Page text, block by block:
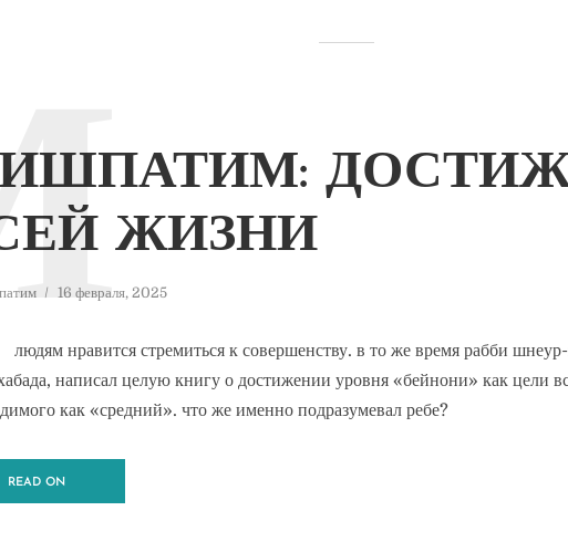
ЖИЗНИ
16 февраля, 2025
людям нравится стремиться к совершенству. в то же время рабби
написал целую книгу о достижении уровня «бейнони» как цели
как «средний». что же именно подразумевал ребе?
READ ON